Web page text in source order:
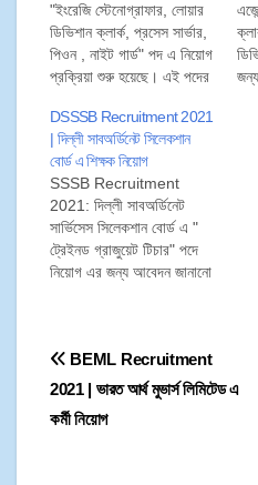
"ইংরেজি স্টেনোগ্রাফার, লোয়ার
ডিভিশান ক্লার্ক, প্রসেস সার্ভার,
পিওন , নাইট গার্ড" পদ এ নিয়োগ
প্রক্রিয়া শুরু হয়েছে। এই পদের
থেকে ১০ জুন ২০২২ পর্যন্ত।
তাই প্রার্থীরা ১০ জুন ২০২২ এর
মধ্যে আবেদনপত্র জমা করতে
পারেন। আবেদনপত্র সারা ভারত
থেকে গ্রহণ…
DSSSB Recruitment 2021
| দিল্লী সাবঅর্ডিনেট সিলেকশান
বোর্ড এ শিক্ষক নিয়োগ
SSSB Recruitment
2021: দিল্লী সাবঅর্ডিনেট
সার্ভিসেস সিলেকশান বোর্ড এ "
ট্রেইনড গ্রাজুয়েট টিচার" পদে
নিয়োগ এর জন্য আবেদন জানানো
জুলাই ২০২১ এর মধ্যে
আবেদনপত্র জমা করতে পারেন।
আবেদনপত্র সারা ভারত থেকে
গ্রহণ করা হবে।
BEML Recruitment
2021 | ভারত আর্থ মুভার্স লিমিটেড এ
কর্মী নিয়োগ